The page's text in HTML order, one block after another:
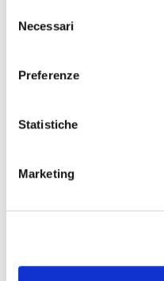
delNecessari
Preferenze
Statistiche
Marketing